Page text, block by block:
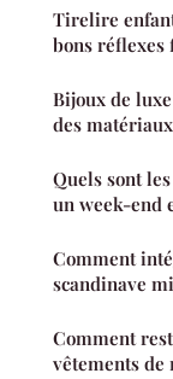
Tirelire
bons réflexes
Bijoux de
des
Quels sont
un week-end
Comment
scandinave
Comment
vêtements